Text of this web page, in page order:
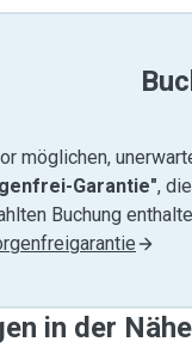
möglichen,
Garantie",
Buchung
in der